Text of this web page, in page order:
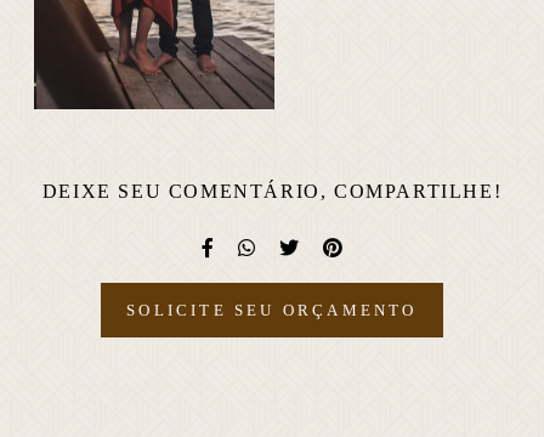
DEIXE SEU COMENTÁRIO, COMPARTILHE!
SOLICITE SEU ORÇAMENTO